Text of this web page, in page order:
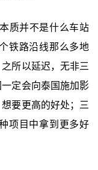
质并不是什么车站
铁路沿线那么多地
所以延迟，无非三
定会向泰国施加影
要更高的好处；三
项目中拿到更多好